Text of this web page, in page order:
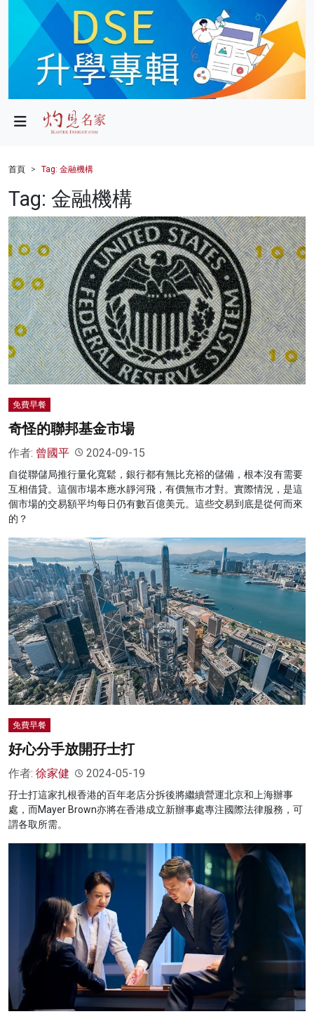
政局
財經
健康
商業
科技
影片
名家榜
灼見活動
首頁 Tag: 金融機構
Tag: 金融機構
免費早餐
奇怪的聯邦基金市場
作者: 曾國平 2024-09-15
自從聯儲局推行量化寬鬆，銀行都有無比充裕的儲備，根本沒有需要
互相借貸。這個市場本應水靜河飛，有價無市才對。實際情況，是這
個市場的交易額平均每日仍有數百億美元。這些交易到底是從何而來
的？
免費早餐
好心分手放開孖士打
作者: 徐家健 2024-05-19
孖士打這家扎根香港的百年老店分拆後將繼續營運北京和上海辦事
處，而Mayer Brown亦將在香港成立新辦事處專注國際法律服務，可
謂各取所需。